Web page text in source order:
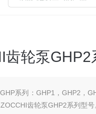
轮泵GHP2
系列：GHP1，GHP2，
齿轮泵GHP2系列型号